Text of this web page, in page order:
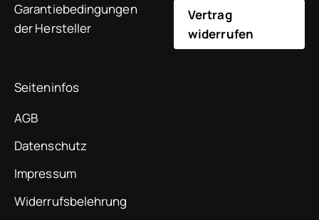
Garantiebedingungen
der Hersteller
Vertrag
widerrufen
Seiteninfos
AGB
Datenschutz
Impressum
Widerrufsbelehrung